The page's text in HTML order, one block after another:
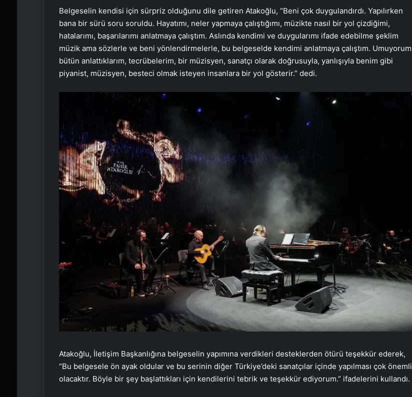
Belgeselin kendisi için sürpriz olduğunu dile getiren Atakoğlu, “Beni çok duygulandırdı. Yapılırken
bana bir sürü soru soruldu. Hayatımı, neler yapmaya çalıştığımı, müzikte nasıl bir yol çizdiğimi,
hatalarımı, başarılarımı anlatmaya çalıştım. Aslında kendimi ve duygularımı ifade edebilme şeklim
müzik ama sözlerle ve beni yönlendirmelerle, bu belgeselde kendimi anlatmaya çalıştım. Umuyorum
bütün anlattıklarım, tecrübelerim, bir müzisyen, sanatçı olarak doğrusuyla, yanlışıyla benim gibi
piyanist, müzisyen, besteci olmak isteyen insanlara bir yol gösterir.” dedi.
Atakoğlu, İletişim Başkanlığına belgeselin yapımına verdikleri desteklerden ötürü teşekkür ederek,
“Bu belgesele ön ayak oldular ve bu serinin diğer Türkiye’deki sanatçılar içinde yapılması çok önemli
olacaktır. Böyle bir şey başlattıkları için kendilerini tebrik ve teşekkür ediyorum.” ifadelerini kullandı.